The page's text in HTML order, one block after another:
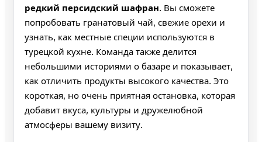
редкий персидский шафран. Вы сможете
попробовать гранатовый чай, свежие орехи и
узнать, как местные специи используются в
турецкой кухне. Команда также делится
небольшими историями о базаре и показывает,
как отличить продукты высокого качества. Это
короткая, но очень приятная остановка, которая
добавит вкуса, культуры и дружелюбной
атмосферы вашему визиту.